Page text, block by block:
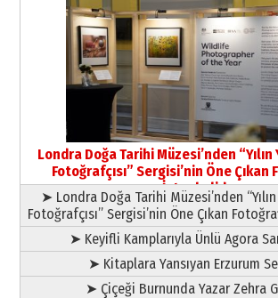
11 Mayıs 2026 Pazartesi
Londra Doğa Tarihi Müzesi’nden
Fotoğrafçısı” Sergisi’nin Öne Çıkan
İstanbul’da
➤ Londra Doğa Tarihi Müzesi’nden
Fotoğrafçısı” Sergisi’nin Öne Çıkan
➤ Keyifli Kamplarıyla Ünlü Agora
➤ Kitaplara Yansıyan Erzurum
➤ Çiçeği Burnunda Yazar Zehra